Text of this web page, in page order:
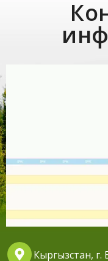
Кыргызстан, г.